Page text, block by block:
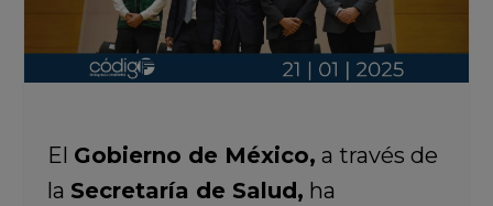
El Gobierno de México, a través de
la Secretaría de Salud, ha